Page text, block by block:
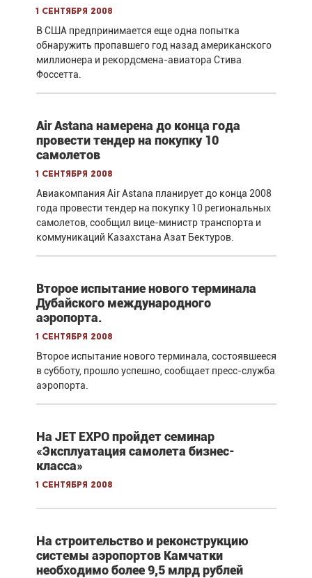
1 сентября 2008
В США предпринимается еще одна попытка
обнаружить пропавшего год назад американского
миллионера и рекордсмена-авиатора Стива
Фоссетта.
Air Astana намерена до конца года
провести тендер на покупку 10
самолетов
1 сентября 2008
Авиакомпания Air Astana планирует до конца 2008
года провести тендер на покупку 10 региональных
самолетов, сообщил вице-министр транспорта и
коммуникаций Казахстана Азат Бектуров.
Второе испытание нового терминала
Дубайского международного
аэропорта.
1 сентября 2008
Второе испытание нового терминала, состоявшееся
в субботу, прошло успешно, сообщает пресс-служба
аэропорта.
На JET EXPO пройдет семинар
«Эксплуатация самолета бизнес-
класса»
1 сентября 2008
На строительство и реконструкцию
системы аэропортов Камчатки
необходимо более 9,5 млрд рублей